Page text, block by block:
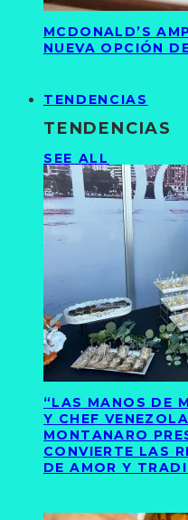
MCDONALD’S
NUEVA OPCIÓN
TENDENCIAS
TENDENCIAS
SEE ALL
“LAS MANOS DE
Y CHEF
MONTANARO
CONVIERTE LAS
DE AMOR Y